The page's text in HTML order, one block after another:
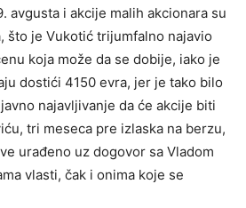
avgusta i akcije malih akcionara su
što je Vukotić trijumfalno najavio
koja može da se dobije, iako je
dostići 4150 evra, jer je tako bilo
najavljivanje da će akcije biti
tri meseca pre izlaska na berzu,
urađeno uz dogovor sa Vladom
vlasti, čak i onima koje se